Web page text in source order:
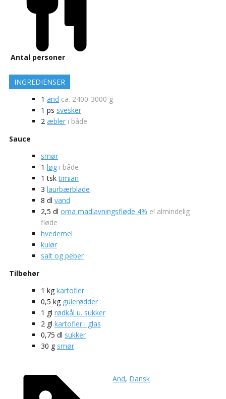
Antal personer
INGREDIENSER
1 and ca. 2400-3000 g
1 ps svesker
2 æbler i både
Sauce
smør
1 løg i både
1 tsktimian
3 laurbærblade
8 dl vand
2,5 dl oma madlavningsfløde 4% el almindelig
fløde
hvedemel
kulør
salt og peber
Tilbehør
1 kg kartofler
0,5 kg gulerødder
1 gl rødkål u. sukker
2 gl kartofler i glas
0,75 dl sukker
30 g smør
And, Dansk